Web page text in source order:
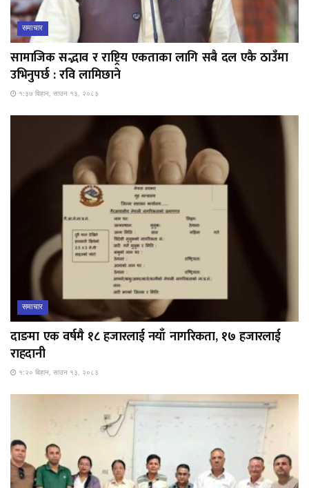
समाचार
सामाजिक सद्भाव र राष्ट्रिय एकताका लागि सबै दल एकै ठाउँमा
उभिनुपर्छ : रवि लामिछाने
१:३७ बिहान, साउन १३, २०८३
समाचार
दाङमा एक वर्षमै १८ हजारलाई नयाँ नागरिकता, १७ हजारलाई
राहदानी
१:२० बिहान, साउन १३, २०८३